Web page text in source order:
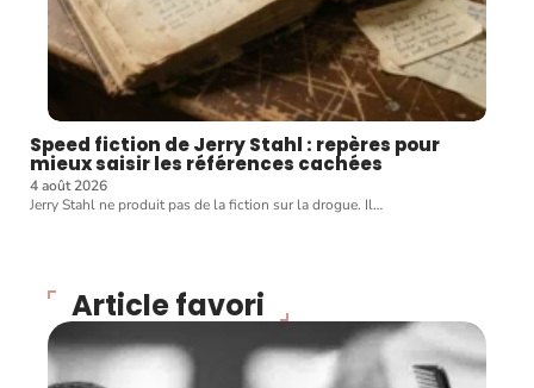
Speed fiction de Jerry Stahl : repères pour
mieux saisir les références cachées
4 août 2026
Jerry Stahl ne produit pas de la fiction sur la drogue. Il…
Article favori